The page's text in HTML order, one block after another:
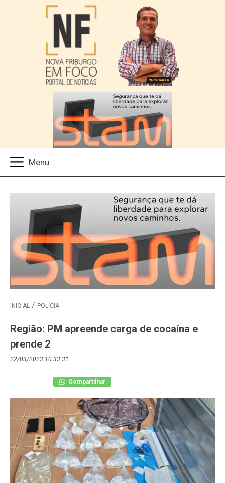
INICIAL POLÍCIA
Região: PM apreende carga de cocaína e
prende 2
22/03/2023 10:33:31
Compartilhar